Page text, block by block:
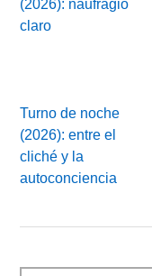
(2026): naufragio
claro
Turno de noche
(2026): entre el
cliché y la
autoconciencia